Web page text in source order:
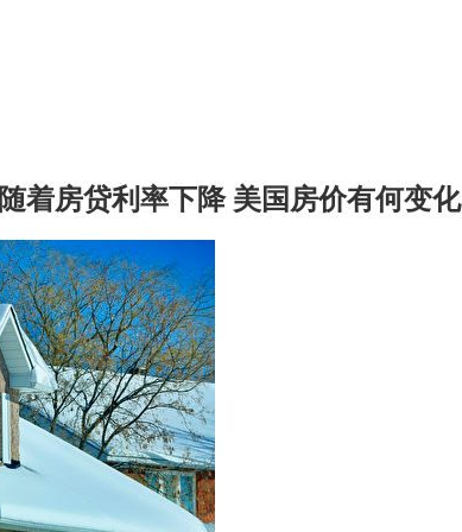
随着房贷利率下降 美国房价有何变